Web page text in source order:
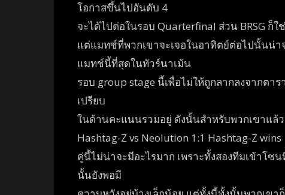
โอกาสขึ้นไปอันดับ 4
จะได้ไปต่อในรอบ Quarterfinal ส่วน BRSG
แต่แมทช์ที่พวกเขาจะเจอในอาทิตย์ต่อไปนั้นน่า
แมทช์นี้ที่สุดในทัวร์นาเม้น
รอบ group stage นี้เพื่อไม่ให้ถูกลากลงจากตา
เปรียบ
ในด้านคะแนนรวมอยู่ ดังนั้นสำหรับพวกเขาแล้
Hashtag-Z vs Neolution 1:1 Hashtag-Z wins
คู่นี้ไม่น่าจะมีอะไรมาก เพราะทั้งสองทีมเข้าโซ
นั้นยังพอมี